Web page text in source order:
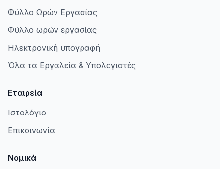
Φύλλο Ωρών Εργασίας
Φύλλο ωρών εργασίας
Ηλεκτρονική υπογραφή
Όλα τα Εργαλεία & Υπολογιστές
Εταιρεία
Ιστολόγιο
Επικοινωνία
Νομικά